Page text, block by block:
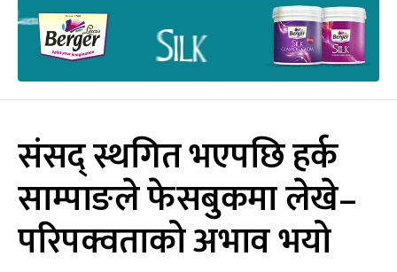
संसद् स्थगित भएपछि हर्क
साम्पाङले फेसबुकमा लेखे–
परिपक्वताको अभाव भयो